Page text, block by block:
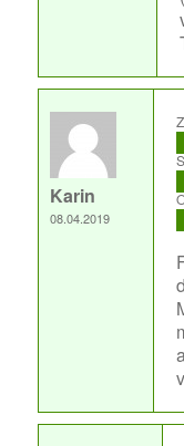
Karin
08.04.2019